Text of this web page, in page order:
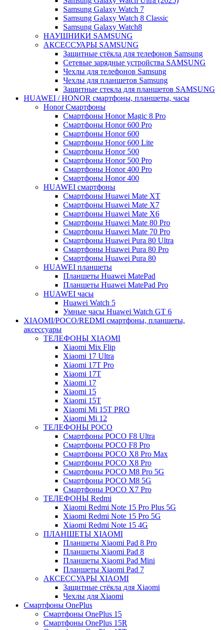
Samsung Galaxy Watch 7
Samsung Galaxy Watch 8 Classic
Samsung Galaxy Watch8
НАУШНИКИ SAMSUNG
АКСЕССУАРЫ SAMSUNG
Защитные стёкла для телефонов Samsung
Сетевые зарядные устройства SAMSUNG
Чехлы для телефонов Samsung
Чехлы для планшетов Samsung
Защитные стекла для планшетов SAMSUNG
HUAWEI / HONOR cмартфоны, планшеты, часы
Honor Смартфоны
Смартфоны Honor Magic 8 Pro
Смартфоны Honor 600 Pro
Смартфоны Honor 600
Смартфоны Honor 600 Lite
Смартфоны Honor 500
Смартфоны Honor 500 Pro
Смартфоны Honor 400 Pro
Смартфоны Honor 400
HUAWEI cмартфоны
Смартфоны Huawei Mate XT
Смартфоны Huawei Mate X7
Смартфоны Huawei Mate X6
Смартфоны Huawei Mate 80 Pro
Смартфоны Huawei Mate 70 Pro
Смартфоны Huawei Pura 80 Ultra
Смартфоны Huawei Pura 80 Pro
Смартфоны Huawei Pura 80
HUAWEI планшеты
Планшеты Huawei MatePad
Планшеты Huawei MatePad Pro
HUAWEI часы
Huawei Watch 5
Умные часы Huawei Watch GT 6
XIAOMI/POCO/REDMI cмартфоны, планшеты,
аксессуары
ТЕЛЕФОНЫ XIAOMI
Xiaomi Mix Flip
Xiaomi 17 Ultra
Xiaomi 17T Pro
Xiaomi 17T
Xiaomi 17
Xiaomi 15
Xiaomi 15T
Xiaomi Mi 15T PRO
Xiaomi Mi 12
ТЕЛЕФОНЫ POCO
Смартфоны POCO F8 Ultra
Смартфоны POCO F8 Pro
Смартфоны POCO X8 Pro Max
Смартфоны POCO X8 Pro
Смартфоны POCO M8 Pro 5G
Смартфоны POCO M8 5G
Смартфоны POCO X7 Pro
ТЕЛЕФОНЫ Redmi
Xiaomi Redmi Note 15 Pro Plus 5G
Xiaomi Redmi Note 15 Pro 5G
Xiaomi Redmi Note 15 4G
ПЛАНШЕТЫ XIAOMI
Планшеты Xiaomi Pad 8 Pro
Планшеты Xiaomi Pad 8
Планшеты Xiaomi Pad Mini
Планшеты Xiaomi Pad 7
АКСЕССУАРЫ XIAOMI
Защитные стёкла для Xiaomi
Чехлы для Xiaomi
Смартфоны OnePlus
Смартфоны OnePlus 15
Смартфоны OnePlus 15R